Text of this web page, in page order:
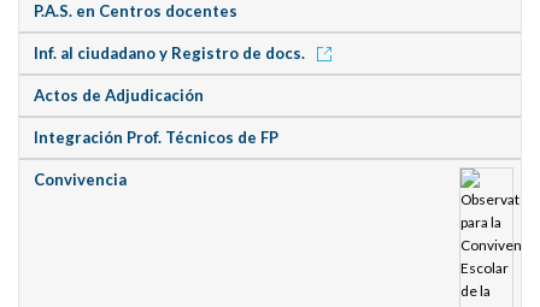
P.A.S. en Centros docentes
Inf. al ciudadano y Registro de docs.
Actos de Adjudicación
Integración Prof. Técnicos de FP
Convivencia